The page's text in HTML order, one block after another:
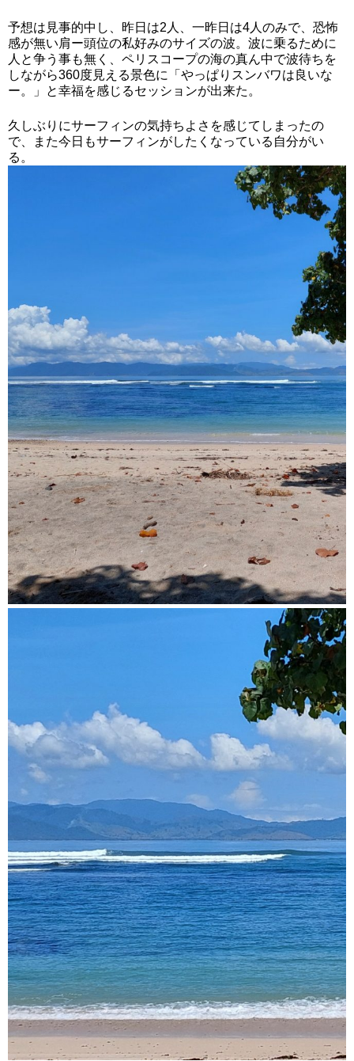
予想は見事的中し、昨日は2人、一昨日は4人のみで、恐怖
感が無い肩ー頭位の私好みのサイズの波。波に乗るために
人と争う事も無く、ペリスコープの海の真ん中で波待ちを
しながら360度見える景色に「やっぱりスンバワは良いな
ー。」と幸福を感じるセッションが出来た。
久しぶりにサーフィンの気持ちよさを感じてしまったの
で、また今日もサーフィンがしたくなっている自分がい
る。